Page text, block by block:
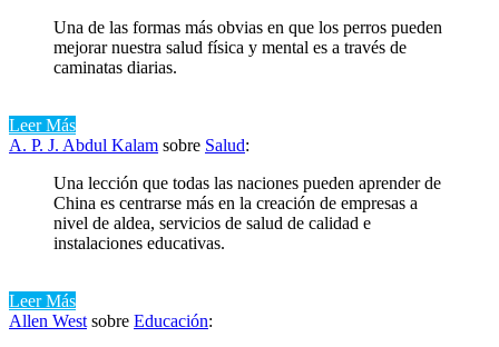
Una de las formas más obvias en que los perros pueden
mejorar nuestra salud física y mental es a través de
caminatas diarias.
Leer Más
A. P. J. Abdul Kalam sobre Salud:
Una lección que todas las naciones pueden aprender de
China es centrarse más en la creación de empresas a
nivel de aldea, servicios de salud de calidad e
instalaciones educativas.
Leer Más
Allen West sobre Educación: